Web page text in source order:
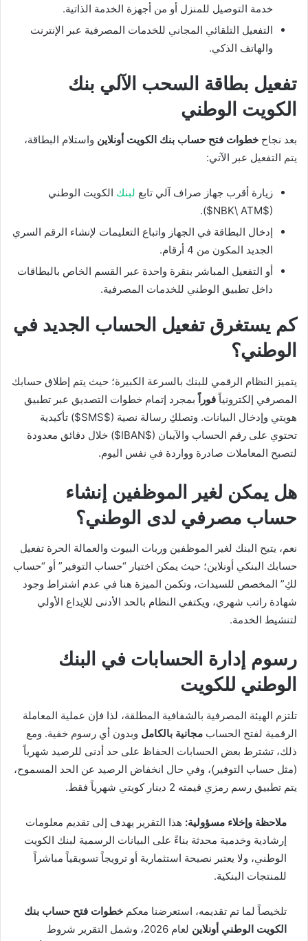
خدمة التوصيل للمنزل أو من أجهزة الخدمة الذاتية.
التفعيل التلقائي المجاني للخدمات المصرفية عبر الإنترنت
والهاتف الذكي.
تفعيل بطاقة السحب الآلي بنك
الكويت الوطني
بعد نجاح خطوات فتح حساب بنك الكويت أونلاين واستلام البطاقة،
يتم التفعيل عبر الآتي:
زيارة أقرب جهاز صراف آلي تابع لبنك الكويت الوطني
(
$NBK\ ATM$
).
إدخال البطاقة في الجهاز واتباع التعليمات لإنشاء الرقم السري
الجديد المكون من 4 أرقام.
أو التفعيل المباشر بنقرة واحدة عبر القسم الخاص بالبطاقات
داخل تطبيق الوطني للخدمات المصرفية.
كم يستغرق تفعيل الحساب الجديد في
الوطني؟
يتميز النظام الرقمي للبنك بالسرعة الكبيرة؛ حيث يتم إطلاق حسابك
المصرفي إلكترونياًفوراًبمجرد إتمام خطوات التصديق عبر تطبيق
هويتي وإدخال البيانات. وتصلكِ رسالة نصية ($SMS$
) تأكيدية
تحتوي على رقم الحساب والآيبان ($IBAN$
) خلال دقائق معدودة
لتصبح المعاملات صادرة وواردة في نفس اليوم.
هل يمكن لغير الموظفين إنشاء
حساب مصرفي لدى الوطني؟
نعم، يتيح البنك لغير الموظفين وربات البيوت والعمالة الحرة تفعيل
حسابك البنكي أونلاين؛ حيث يمكن اختيار “حساب التوفير” أو “حساب
لكِ” المخصص للسيدات، وتكمن الميزة هنا في عدم اشتراط وجود
شهادة راتب شهري، ويكتفي النظام بالحد الأدنى للإيداع الأولي
لتنشيط الخدمة.
رسوم إدارة الحسابات في البنك
الوطني للكويت
تلتزم الهيئة المصرفية بالشفافية المطلقة، لذا فإن عملية المعاملة
الرقمية لفتح الحساب مجانية بالكامل وبدون أي رسوم خفية. ومع
ذلك، تشترط بعض الحسابات الحفاظ على حد أدنى للرصيد شهرياً
(مثل حساب التوفير)، وفي حال انخفاض الرصيد عن الحد المسموح،
يتم تطبيق رسم رمزي قيمته 2 دينار كويتي شهرياً فقط.
ملاحظة وإخلاء مسؤولية: هذا التقرير يهدف إلى تقديم معلومات
إرشادية وخدمية محدثة بناءً على البيانات الرسمية لبنك الكويت
الوطني، ولا يعتبر نصيحة استثمارية أو ترويجاً تسويقياً مباشراً
للمنتجات البنكية.
تلخيصاً لما تم تقديمه، استعرضنا معكم خطوات فتح حساب بنك
الكويت الوطني أونلاين
لعام 2026، وشمل التقرير شروط